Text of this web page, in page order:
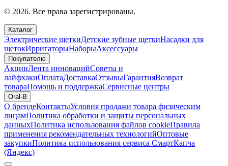
© 2026. Все права зарегистрированы.
Каталог
Электрические щеткиДетские зубные щеткиНасадки для
щетокИрригаторыНаборыАксессуары
Покупателю
АкцииЛента инновацийСоветы и
лайфхакиОплатаДоставкаОтзывыГарантияВозврат
товараПомощь и поддержкаСервисные центры
Oral-B
О брендеКонтактыУсловия продажи товара физическим
лицамПолитика обработки и защиты персональных
данныхПолитика использования файлов cookieПравила
применения рекомендательных технологийОптовые
закупкиПолитика использования сервиса СмартКапча
(Яндекс)